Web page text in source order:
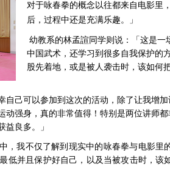
对于咏春拳的概念以往都来自电影里
后，过程中还是充满乐趣。」
幼教系的林孟諠同学则说：「这是一
中国武术，还学习到很多自我保护的
股先着地，或是被人袭击时，该如何
自己可以参加到这次的活动，除了让我增
动强身，真的非常值得！特别是两位讲师都
益良多。」
，我不仅了解到现实中的咏春拳与电影里
低并且保护好自己，以及当被攻击时，该